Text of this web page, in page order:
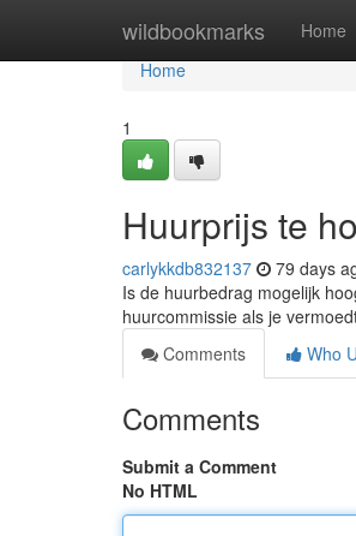
wildbookmarks Home
Home
Home
1
Huurprijs te
carlykkdb832137 79 days
Is de huurbedrag mogelijk
huurcommissie als je
Comments
Who
Comments
Submit a Comment
No HTML